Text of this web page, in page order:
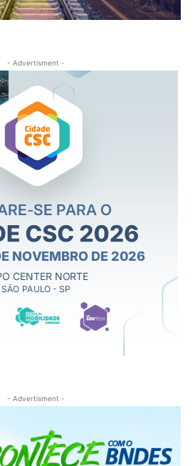
- Advertisment -
- Advertisment -